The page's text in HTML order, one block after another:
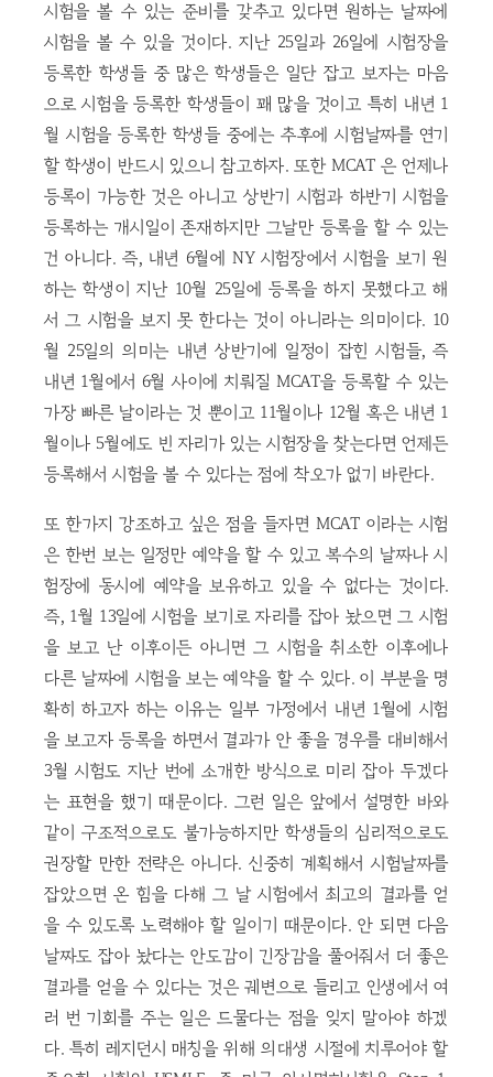
시험을 볼 수 있는 준비를 갖추고 있다면 원하는 날짜에
시험을 볼 수 있을 것이다. 지난 25일과 26일에 시험장을
등록한 학생들 중 많은 학생들은 일단 잡고 보자는 마음
으로 시험을 등록한 학생들이 꽤 많을 것이고 특히 내년 1
월 시험을 등록한 학생들 중에는 추후에 시험날짜를 연기
할 학생이 반드시 있으니 참고하자. 또한 MCAT 은 언제나
등록이 가능한 것은 아니고 상반기 시험과 하반기 시험을
등록하는 개시일이 존재하지만 그날만 등록을 할 수 있는
건 아니다. 즉, 내년 6월에 NY 시험장에서 시험을 보기 원
하는 학생이 지난 10월 25일에 등록을 하지 못했다고 해
서 그 시험을 보지 못 한다는 것이 아니라는 의미이다. 10
월 25일의 의미는 내년 상반기에 일정이 잡힌 시험들, 즉
내년 1월에서 6월 사이에 치뤄질 MCAT을 등록할 수 있는
가장 빠른 날이라는 것 뿐이고 11월이나 12월 혹은 내년 1
월이나 5월에도 빈 자리가 있는 시험장을 찾는다면 언제든
등록해서 시험을 볼 수 있다는 점에 착오가 없기 바란다.
또 한가지 강조하고 싶은 점을 들자면 MCAT 이라는 시험
은 한번 보는 일정만 예약을 할 수 있고 복수의 날짜나 시
험장에 동시에 예약을 보유하고 있을 수 없다는 것이다.
즉, 1월 13일에 시험을 보기로 자리를 잡아 놨으면 그 시험
을 보고 난 이후이든 아니면 그 시험을 취소한 이후에나
다른 날짜에 시험을 보는 예약을 할 수 있다. 이 부분을 명
확히 하고자 하는 이유는 일부 가정에서 내년 1월에 시험
을 보고자 등록을 하면서 결과가 안 좋을 경우를 대비해서
3월 시험도 지난 번에 소개한 방식으로 미리 잡아 두겠다
는 표현을 했기 때문이다. 그런 일은 앞에서 설명한 바와
같이 구조적으로도 불가능하지만 학생들의 심리적으로도
권장할 만한 전략은 아니다. 신중히 계획해서 시험날짜를
잡았으면 온 힘을 다해 그 날 시험에서 최고의 결과를 얻
을 수 있도록 노력해야 할 일이기 때문이다. 안 되면 다음
날짜도 잡아 놨다는 안도감이 긴장감을 풀어줘서 더 좋은
결과를 얻을 수 있다는 것은 궤변으로 들리고 인생에서 여
러 번 기회를 주는 일은 드물다는 점을 잊지 말아야 하겠
다. 특히 레지던시 매칭을 위해 의대생 시절에 치루어야 할